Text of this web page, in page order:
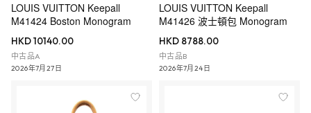
LOUIS VUITTON Keepall
M41424 Boston Monogram
HKD 10140.00
中古品A
2026年7月27日
LOUIS VUITTON Keepall
M41426 波士頓包 Monogram
HKD 8788.00
中古品B
2026年7月24日